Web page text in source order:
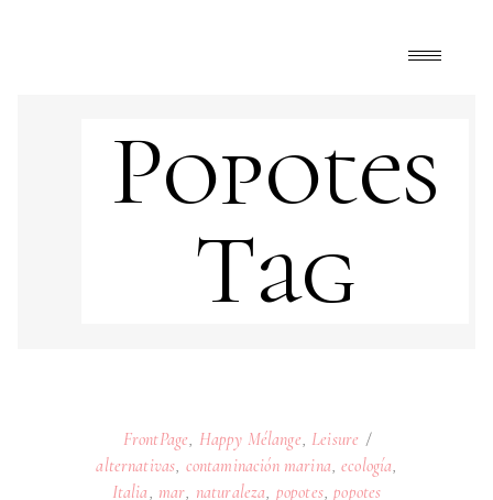
Popotes
Tag
FrontPage Happy Mélange Leisure
alternativas contaminación marina ,ecología
Italia mar naturaleza popotes,popotes